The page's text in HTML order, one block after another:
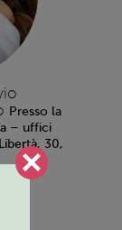
Presso la
– uffici
30,